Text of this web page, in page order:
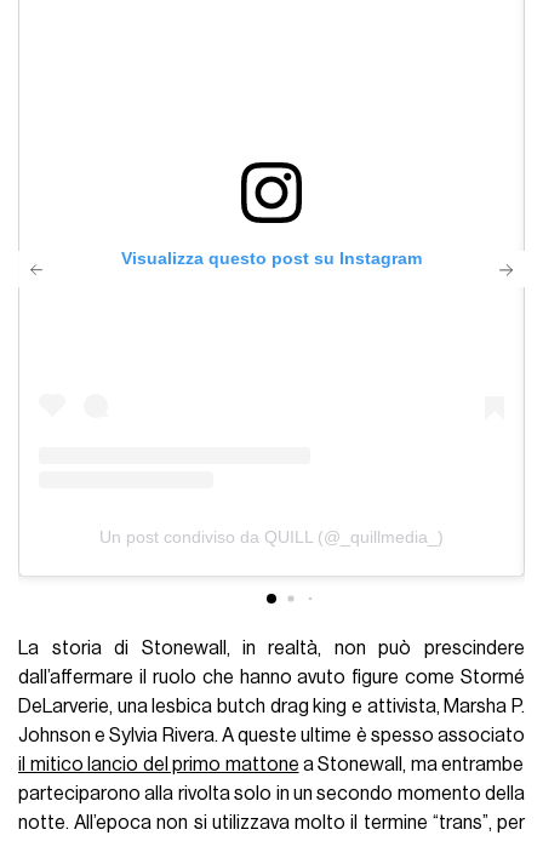
Visualizza questo post su Instagram
Un post condiviso da QUILL (@_quillmedia_)
La storia di Stonewall, in realtà, non può prescindere
dall’affermare il ruolo che hanno avuto figure come Stormé
DeLarverie, una lesbica butch drag king e attivista, Marsha P.
Johnson e Sylvia Rivera. A queste ultime è spesso associato
il mitico lancio del primo mattone a Stonewall, ma entrambe
parteciparono alla rivolta solo in un secondo momento della
notte. All’epoca non si utilizzava molto il termine “trans”, per